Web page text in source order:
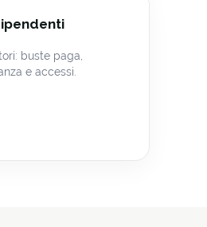
buste paga,
e accessi.